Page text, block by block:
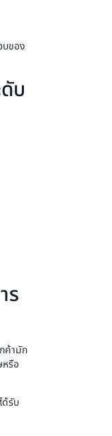
บของ
บ
ร
ค้ามัก
หรือ
รับ